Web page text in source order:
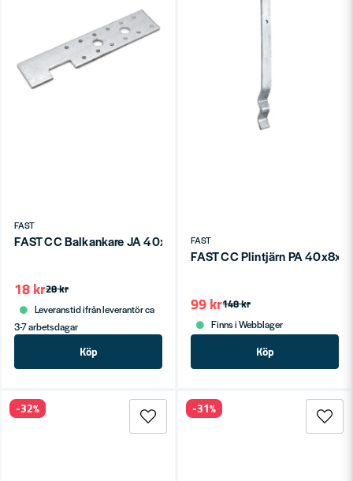
FAST
FAST CC Balkankare JA 40x180x30
28 kr
18 kr
Leveranstid ifrån leverantör ca
3-7 arbetsdagar
Köp
FAST
FAST CC Plintjärn PA
148 kr
99 kr
Finns i Webblager
Köp
-32% -31%